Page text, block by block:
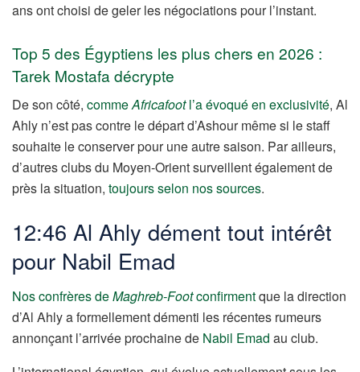
ans ont choisi de geler les négociations pour l’instant.
Top 5 des Égyptiens les plus chers en 2026 :
Tarek Mostafa décrypte
De son côté, commeAfricafootl’a évoqué en exclusivité, Al
Ahly n’est pas contre le départ d’Ashour même si le staff
souhaite le conserver pour une autre saison. Par ailleurs,
d’autres clubs du Moyen-Orient surveillent également de
près la situation, toujours selon nos sources.
12:46 Al Ahly dément tout intérêt
pour Nabil Emad
Nos confrères deMaghreb-Footconfirmentque la direction
d’Al Ahly a formellement démenti les récentes rumeurs
annonçant l’arrivée prochaine de Nabil Emad au club.